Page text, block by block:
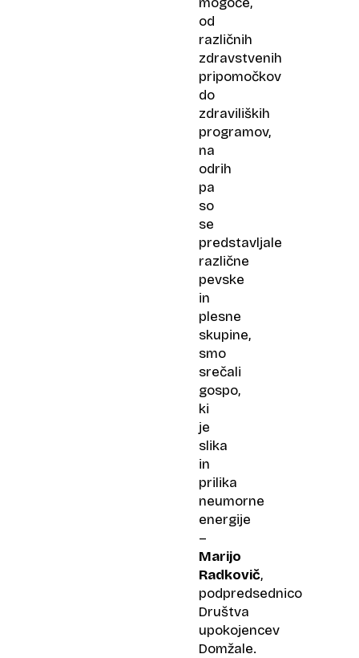
od
različnih
zdravstvenih
pripomočkov
do
zdraviliških
programov,
na
odrih
pa
so
se
predstavljale
različne
pevske
in
plesne
skupine,
smo
srečali
gospo,
ki
je
slika
in
prilika
neumorne
energije
–
Marijo
Radkovič,
podpredsednico
Društva
upokojencev
Domžale.